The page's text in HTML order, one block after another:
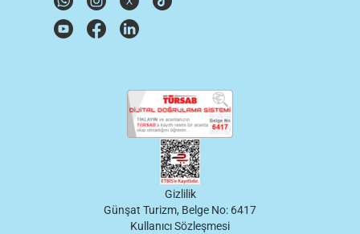
Gizlilik
Günşat Turizm, Belge No: 6417
Kullanıcı Sözleşmesi